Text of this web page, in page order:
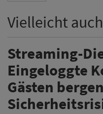
Vielleicht
Streaming-
Eingeloggte
Gästen bergen